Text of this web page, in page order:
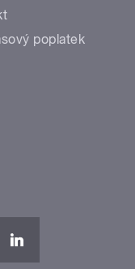
poplatek